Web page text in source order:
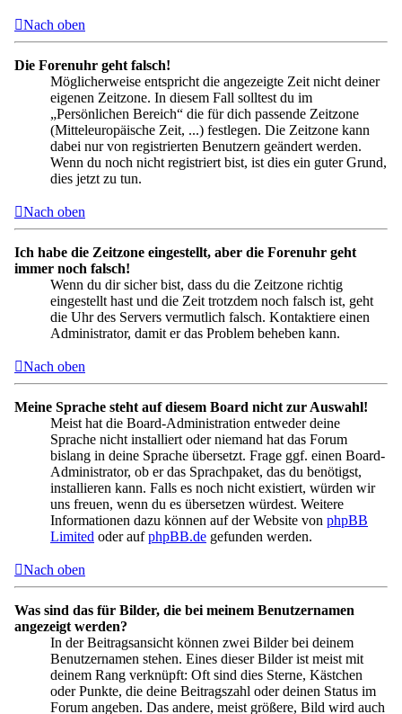
Nach oben
Die Forenuhr geht falsch!
Möglicherweise entspricht die angezeigte Zeit nicht deiner
eigenen Zeitzone. In diesem Fall solltest du im
„Persönlichen Bereich“ die für dich passende Zeitzone
(Mitteleuropäische Zeit, ...) festlegen. Die Zeitzone kann
dabei nur von registrierten Benutzern geändert werden.
Wenn du noch nicht registriert bist, ist dies ein guter Grund,
dies jetzt zu tun.
Nach oben
Ich habe die Zeitzone eingestellt, aber die Forenuhr geht
immer noch falsch!
Wenn du dir sicher bist, dass du die Zeitzone richtig
eingestellt hast und die Zeit trotzdem noch falsch ist, geht
die Uhr des Servers vermutlich falsch. Kontaktiere einen
Administrator, damit er das Problem beheben kann.
Nach oben
Meine Sprache steht auf diesem Board nicht zur Auswahl!
Meist hat die Board-Administration entweder deine
Sprache nicht installiert oder niemand hat das Forum
bislang in deine Sprache übersetzt. Frage ggf. einen Board-
Administrator, ob er das Sprachpaket, das du benötigst,
installieren kann. Falls es noch nicht existiert, würden wir
uns freuen, wenn du es übersetzen würdest. Weitere
Informationen dazu können auf der Website von phpBB
Limited oder aufphpBB.de gefunden werden.
Nach oben
Was sind das für Bilder, die bei meinem Benutzernamen
angezeigt werden?
In der Beitragsansicht können zwei Bilder bei deinem
Benutzernamen stehen. Eines dieser Bilder ist meist mit
deinem Rang verknüpft: Oft sind dies Sterne, Kästchen
oder Punkte, die deine Beitragszahl oder deinen Status im
Forum angeben. Das andere, meist größere, Bild wird auch